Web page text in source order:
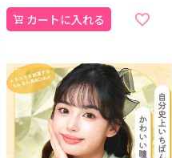
カートに入れる